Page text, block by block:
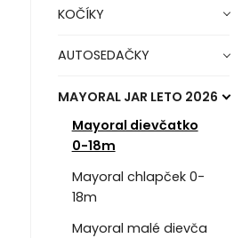
KOČÍKY
AUTOSEDAČKY
MAYORAL JAR LETO 2026
Mayoral dievčatko
0-18m
Mayoral chlapček 0-
18m
Mayoral malé dievča